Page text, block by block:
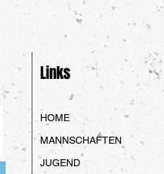
Links
HOME
MANNSCHAFTEN
JUGEND